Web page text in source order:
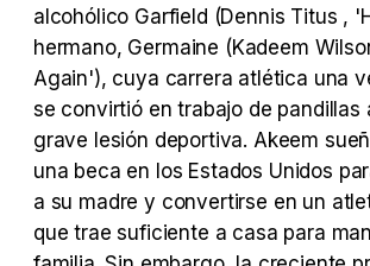
alcohólico Garfield (Dennis Titus ,
hermano, Germaine (Kadeem
Again'), cuya carrera atlética una
se convirtió en trabajo de pandillas
grave lesión deportiva. Akeem
una beca en los Estados Unidos
a su madre y convertirse en un
que trae suficiente a casa para